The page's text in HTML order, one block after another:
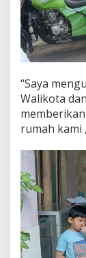
“Saya
Walikota
rumah kami